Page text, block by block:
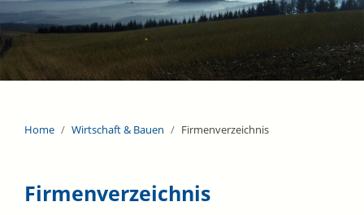
Home Wirtschaft & Bauen Firmenverzeichnis
Firmenverzeichnis